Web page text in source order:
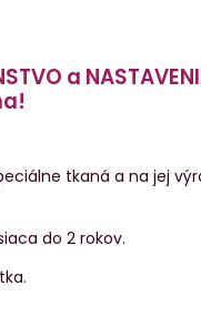
a
tkaná a na jej
do 2 rokov.